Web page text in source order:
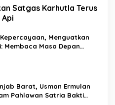
Satgas Karhutla Terus
Menguatkan
Membaca Masa Depan
Barat, Usman Ermulan
Pahlawan Satria Bakti